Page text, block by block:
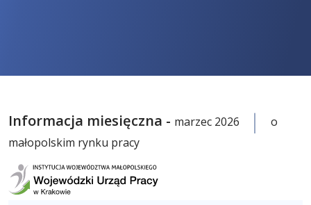
Informacja miesięczna - marzec 2026
o
małopolskim rynku pracy